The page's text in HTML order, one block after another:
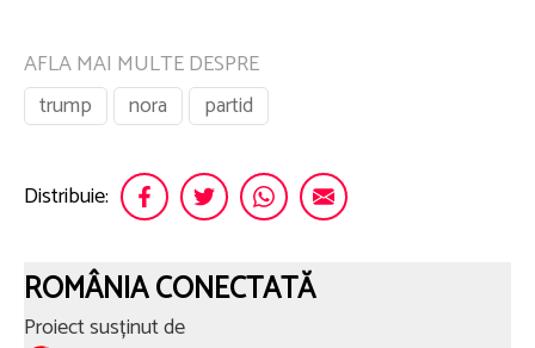
AFLA MAI MULTE DESPRE
trump
nora partid
Distribuie:
ROMÂNIA CONECTATĂ
Proiect susținut de